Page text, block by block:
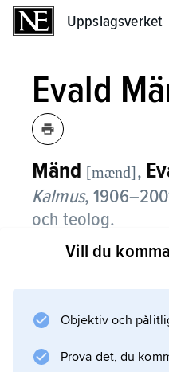
Uppslagsverket
Evald
Mänd [mænd],
Kalmus,
och teolog.
Evald Mänd flydde
(1945; ”Natten kom
Mänds romaner är
Vill du
Objektiv och
Prova det, du